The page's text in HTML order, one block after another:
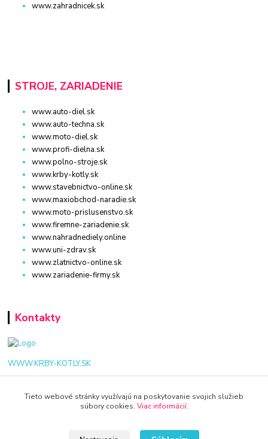
www.zahradnicek.sk
STROJE, ZARIADENIE
www.auto-diel.sk
www.auto-techna.sk
www.moto-diel.sk
www.profi-dielna.sk
www.polno-stroje.sk
www.krby-kotly.sk
www.stavebnictvo-online.sk
www.maxiobchod-naradie.sk
www.moto-prislusenstvo.sk
www.firemne-zariadenie.sk
www.nahradnediely.online
www.uni-zdrav.sk
www.zlatnictvo-online.sk
www.zariadenie-firmy.sk
Kontakty
WWW.KRBY-KOTLY.SK
Tieto webové stránky využívajú na poskytovanie svojich služieb
súbory cookies. Viac informácií.